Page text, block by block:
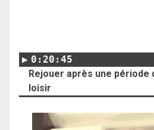
0:20:45
Rejouer après une période
loisir